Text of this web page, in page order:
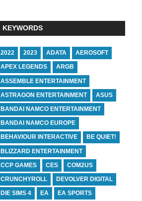
KEYWORDS
2022 2023 ADATA AEROSOFT
APEX LEGENDS ARGB
ASSEMBLE ENTERTAINMENT
ASTRAGON ENTERTAINMENT ASUS
BANDAI NAMCO ENTERTAINMENT
BANDAI NAMCO EUROPE
BEHAVIOUR INTERACTIVE BE QUIET!
BLIZZARD ENTERTAINMENT
CCP GAMES CES COM2US
CRUNCHYROLL DEVOLVER DIGITAL
DIE SIMS 4 EA EA SPORTS